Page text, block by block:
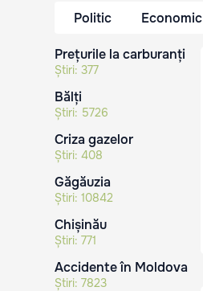
Politic Economic
Prețurile la carburanți
Știri: 377
Bălți
Știri: 5726
Criza gazelor
Știri: 408
Găgăuzia
Știri: 10842
Chișinău
Știri: 771
Accidente în Moldova
Știri: 7823